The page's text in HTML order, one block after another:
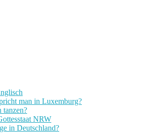
man in Luxemburg?
tanzen?
NRW
in Deutschland?